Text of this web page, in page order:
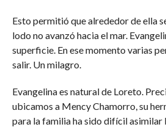
Esto permitió que alrededor de ella
lodo no avanzó hacia el mar.
superficie. En ese momento varias
salir. Un milagro.
Evangelina es natural de Loreto.
ubicamos a Mency Chamorro, su
para la familia ha sido difícil asimilar